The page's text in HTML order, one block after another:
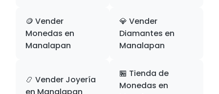
🪙 Vender
Monedas en
Manalapan
💎 Vender
Diamantes en
Manalapan
📿 Vender Joyería
en Manalapan
🏪 Tienda de
Monedas en